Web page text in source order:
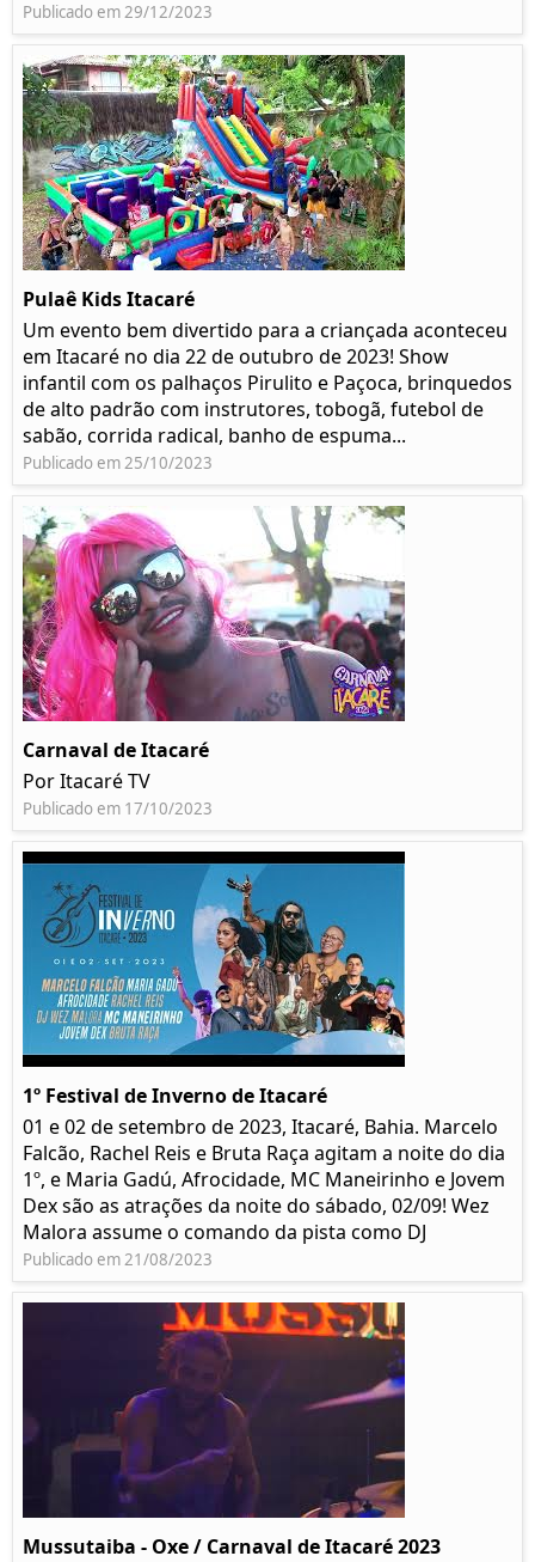
Publicado em 29/12/2023
Pulaê Kids Itacaré
Um evento bem divertido para a criançada aconteceu
em Itacaré no dia 22 de outubro de 2023! Show
infantil com os palhaços Pirulito e Paçoca, brinquedos
de alto padrão com instrutores, tobogã, futebol de
sabão, corrida radical, banho de espuma...
Publicado em 25/10/2023
Carnaval de Itacaré
Por Itacaré TV
Publicado em 17/10/2023
1º Festival de Inverno de Itacaré
01 e 02 de setembro de 2023, Itacaré, Bahia. Marcelo
Falcão, Rachel Reis e Bruta Raça agitam a noite do dia
1º, e Maria Gadú, Afrocidade, MC Maneirinho e Jovem
Dex são as atrações da noite do sábado, 02/09! Wez
Malora assume o comando da pista como DJ
Publicado em 21/08/2023
Mussutaiba - Oxe / Carnaval de Itacaré 2023